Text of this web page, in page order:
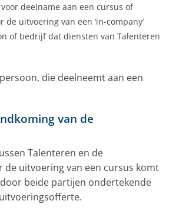
deelname aan een cursus of
de uitvoering van een ‘in-company’
of bedrijf dat diensten van Talenteren
die deelneemt aan een
van de
Talenteren en de
de uitvoering van een cursus komt
beide partijen ondertekende